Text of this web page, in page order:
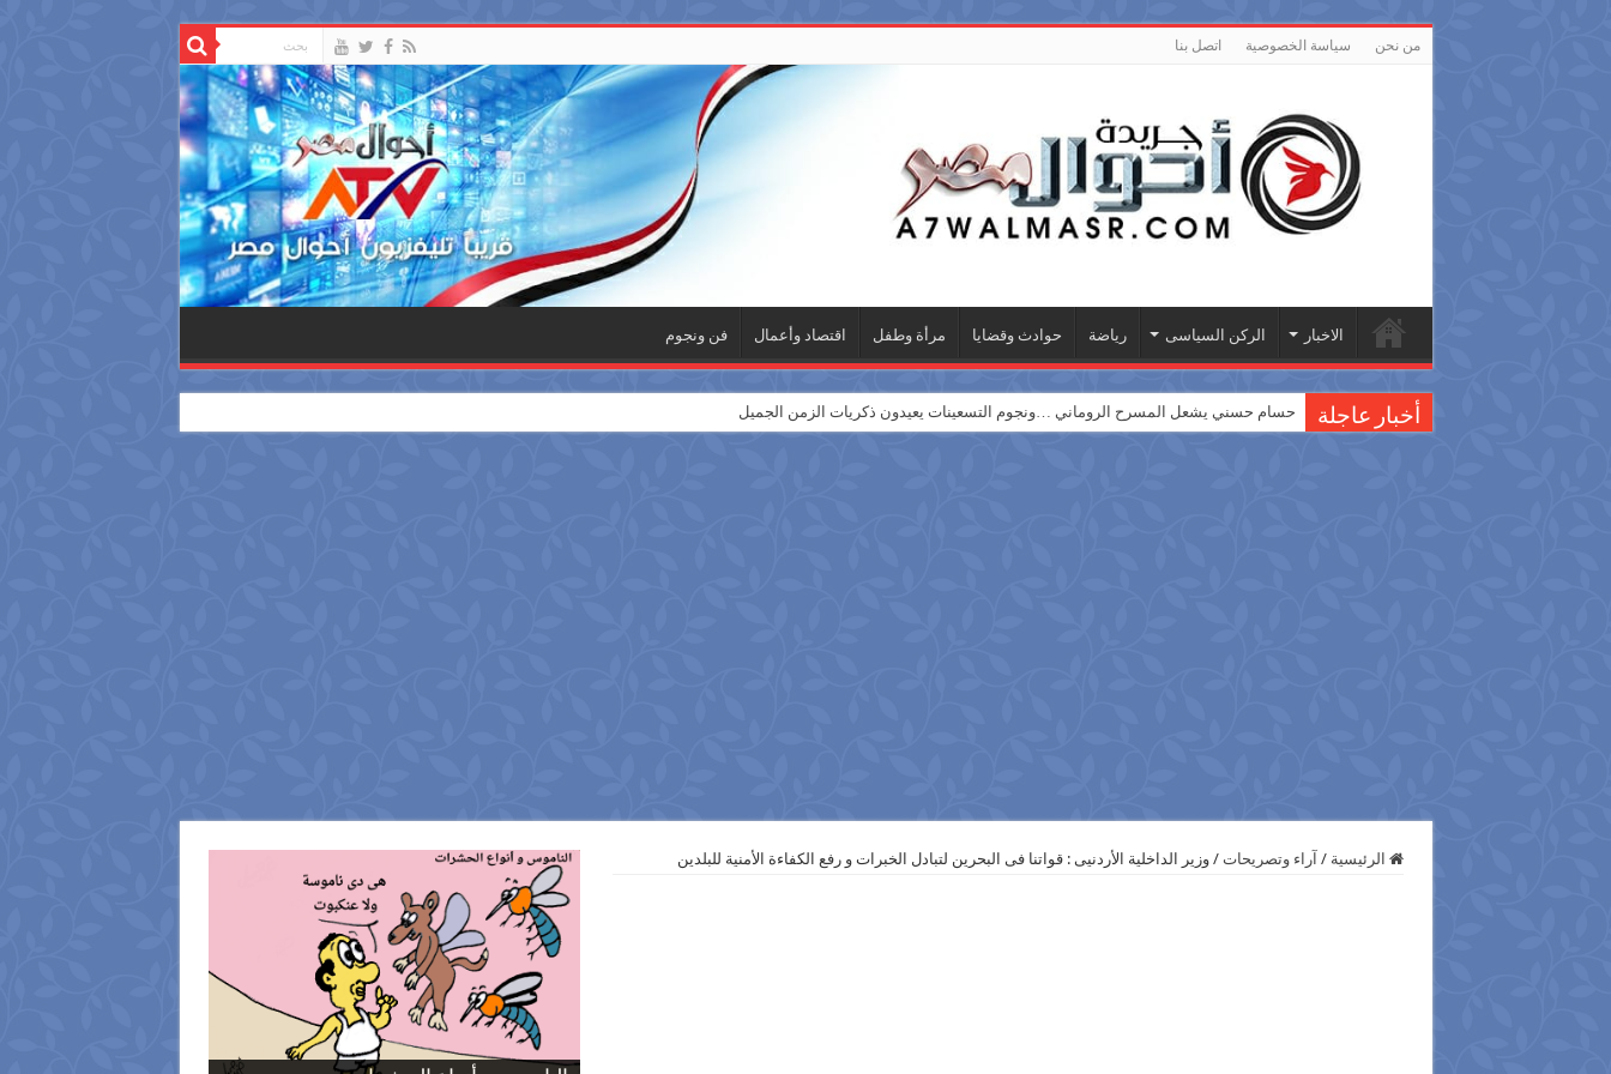
من نحن سياسة الخصوصية اتصل بنا
الاخبار الركن السياسى رياضة حوادث وقضايا مرأة وطفل اقتصاد وأعمال فن ونجوم
أخبار عاجلة حسام حسني يشعل المسرح الروماني …ونجوم التسعينات يعيدون ذكريات الزمن الجميل
الرئيسية / آراء وتصريحات / وزير الداخلية الأردنيى : قواتنا فى البحرين لتبادل الخبرات و رفع الكفاءة الأمنية للبلدين